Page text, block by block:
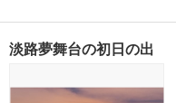
淡路夢舞台の初日の出